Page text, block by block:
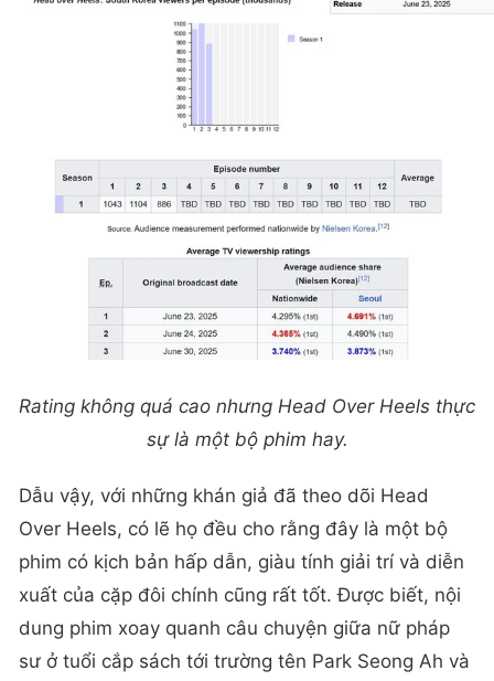
Rating không quá cao nhưng Head Over Heels thực
sự là một bộ phim hay.
Dẫu vậy, với những khán giả đã theo dõi Head
Over Heels, có lẽ họ đều cho rằng đây là một bộ
phim có kịch bản hấp dẫn, giàu tính giải trí và diễn
xuất của cặp đôi chính cũng rất tốt. Được biết, nội
dung phim xoay quanh câu chuyện giữa nữ pháp
sư ở tuổi cắp sách tới trường tên Park Seong Ah và